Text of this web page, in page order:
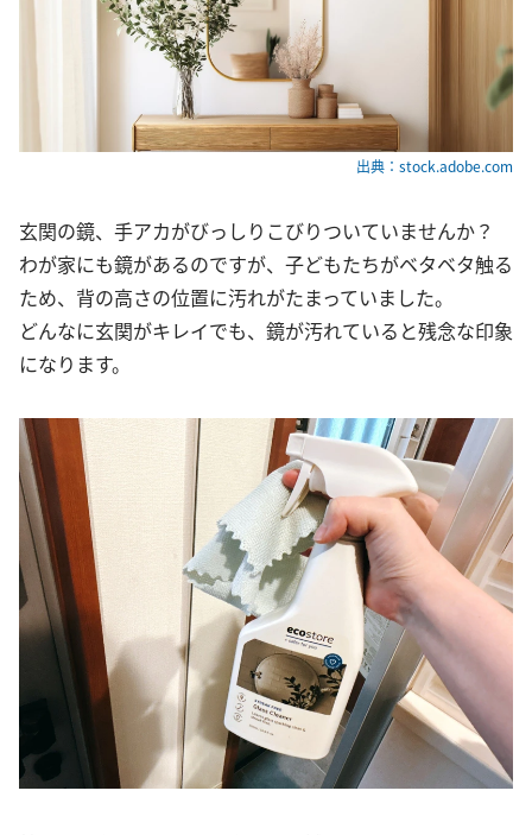
出典：stock.adobe.com
玄関の鏡、手アカがびっしりこびりついていませんか？
わが家にも鏡があるのですが、子どもたちがベタベタ触る
ため、背の高さの位置に汚れがたまっていました。
どんなに玄関がキレイでも、鏡が汚れていると残念な印象
になります。